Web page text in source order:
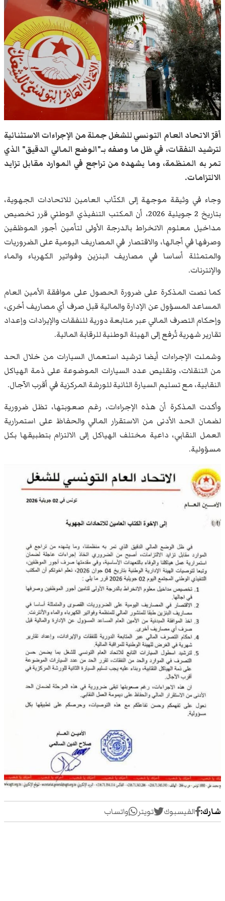
أقرّ الاتحاد العام التونسي للشغل جملة من الإجراءات الاستثنائية
لترشيد النفقات، في ظل ما وصفه بـ"الوضع المالي الدقيق" الذي
تمر به المنظمة، وما يشهده من تراجع في الموارد مقابل تزايد
الالتزامات.
وجاء في وثيقة موجهة إلى الكتّاب العامين للاتحادات الجهوية،
بتاريخ 2 جويلية 2026، أن المكتب التنفيذي الوطني قرر تخصيص
مداخيل معلوم الانخراط بالدرجة الأولى لتأمين أجور الموظفين
وصرفها في أجالها، والاقتصار في المصاريف اليومية على الضروريات
والمتمثلة أساسا في مصاريف البنزين وفواتير الكهرباء والماء
والإنترنات.
كما نصت المذكرة على ضرورة الحصول على موافقة الأمين العام
المساعد المسؤول عن الإدارة والمالية قبل صرف أي مصاريف أخرى،
وإحكام التصرف المالي عبر متابعة دورية للنفقات والإيرادات وإعداد
تقارير شهرية تُرفع إلى الهيئة الوطنية للرقابة المالية.
وشملت الإجراءات أيضا ترشيد استعمال السيارات من خلال الحد
من التنقلات، وتقليص عدد السيارات الموضوعة على ذمة الهياكل
النقابية، مع تسليم السيارة الثانية للورشة المركزية في أقرب الآجال.
وأكدت المذكرة أن هذه الإجراءات، رغم صعوبتها، تظل ضرورية
لضمان الحد الأدنى من الاستقرار المالي والحفاظ على استمرارية
العمل النقابي، داعية مختلف الهياكل إلى الالتزام بتطبيقها بكل
مسؤولية.
شارك: الفيسبوك تويتر واتساب